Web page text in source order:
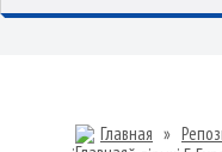
Главная »